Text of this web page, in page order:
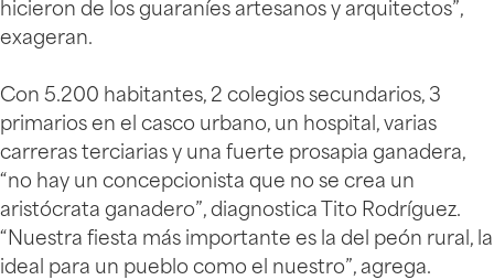
hicieron de los guaraníes artesanos y arquitectos”,
exageran.
Con 5.200 habitantes, 2 colegios secundarios, 3
primarios en el casco urbano, un hospital, varias
carreras terciarias y una fuerte prosapia ganadera,
“no hay un concepcionista que no se crea un
aristócrata ganadero”, diagnostica Tito Rodríguez.
“Nuestra fiesta más importante es la del peón rural, la
ideal para un pueblo como el nuestro”, agrega.